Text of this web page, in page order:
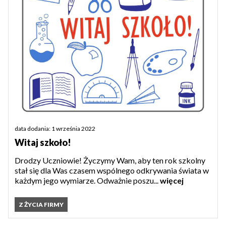
data dodania: 1 września 2022
Witaj szkoło!
Drodzy Uczniowie! Życzymy Wam, aby ten rok szkolny
stał się dla Was czasem wspólnego odkrywania świata w
każdym jego wymiarze. Odważnie poszu...więcej
Z ŻYCIA FIRMY